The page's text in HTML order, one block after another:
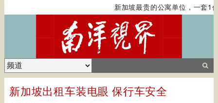
新加坡最贵的公寓单位，一套1
新加坡出租车装电眼 保行车安全